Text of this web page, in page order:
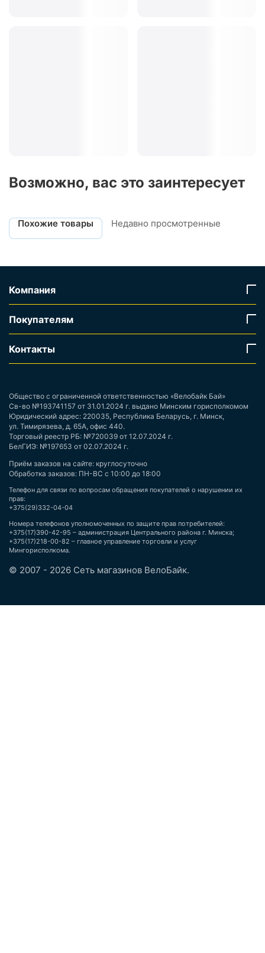
Возможно, вас это заинтересует
Похожие товары Недавно просмотренные
Компания
Покупателям
Контакты
Общество с ограниченной ответственностью «Велобайк Бай»
Св-во №193741157 от 31.01.2024 г. выдано Минским горисполкомом
Юридический адрес: 220035, Республика Беларусь, г. Минск,
ул. Тимирязева, д. 65А, офис 440.
Торговый реестр РБ: №720039 от 12.07.2024 г.
БелГИЭ: №197653 от 02.07.2024 г.
Приём заказов на сайте: круглосуточно
Обработка заказов: ПН-ВС с 10:00 до 18:00
Телефон для связи по вопросам обращения покупателей о нарушении их
прав:
+375(29)332-04-04
Номера телефонов уполномоченных по защите прав потребителей:
+375(17)390-42-95 – администрация Центрального района г. Минска;
+375(17)218-00-82 – главное управление торговли и услуг
Мингорисполкома.
© 2007 - 2026 Сеть магазинов ВелоБайк.